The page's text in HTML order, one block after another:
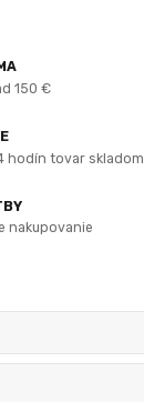
150 €
hodín tovar skladom
nakupovanie